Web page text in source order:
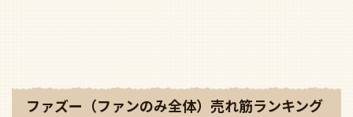
ファズー（ファンのみ全体）売れ筋ランキング